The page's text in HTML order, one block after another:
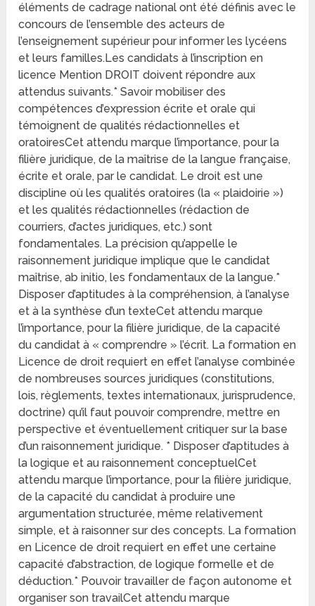
éléments de cadrage national ont été définis avec le
concours de l’ensemble des acteurs de
l’enseignement supérieur pour informer les lycéens
et leurs familles.Les candidats à l’inscription en
licence Mention DROIT doivent répondre aux
attendus suivants.* Savoir mobiliser des
compétences d’expression écrite et orale qui
témoignent de qualités rédactionnelles et
oratoiresCet attendu marque l’importance, pour la
filière juridique, de la maîtrise de la langue française,
écrite et orale, par le candidat. Le droit est une
discipline où les qualités oratoires (la « plaidoirie »)
et les qualités rédactionnelles (rédaction de
courriers, d’actes juridiques, etc.) sont
fondamentales. La précision qu’appelle le
raisonnement juridique implique que le candidat
maîtrise, ab initio, les fondamentaux de la langue.*
Disposer d’aptitudes à la compréhension, à l’analyse
et à la synthèse d’un texteCet attendu marque
l’importance, pour la filière juridique, de la capacité
du candidat à « comprendre » l’écrit. La formation en
Licence de droit requiert en effet l’analyse combinée
de nombreuses sources juridiques (constitutions,
lois, règlements, textes internationaux, jurisprudence,
doctrine) qu’il faut pouvoir comprendre, mettre en
perspective et éventuellement critiquer sur la base
d’un raisonnement juridique. * Disposer d’aptitudes à
la logique et au raisonnement conceptuelCet
attendu marque l’importance, pour la filière juridique,
de la capacité du candidat à produire une
argumentation structurée, même relativement
simple, et à raisonner sur des concepts. La formation
en Licence de droit requiert en effet une certaine
capacité d’abstraction, de logique formelle et de
déduction.* Pouvoir travailler de façon autonome et
organiser son travailCet attendu marque